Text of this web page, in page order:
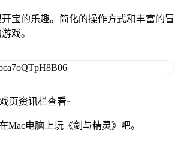
宝的乐趣。简化的操作方式和丰富的冒
戏。
页资讯栏查看~
Mac电脑上玩《剑与精灵》吧。